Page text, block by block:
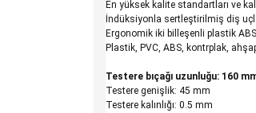
En yüksek kalite standartları ve
İndüksiyonla sertleştirilmiş diş
Ergonomik iki billeşenli plastik
Plastik, PVC, ABS, kontrplak,
Testere bıçağı uzunluğu: 160
Testere genişlik: 45 mm
Testere kalınlığı: 0.5 mm